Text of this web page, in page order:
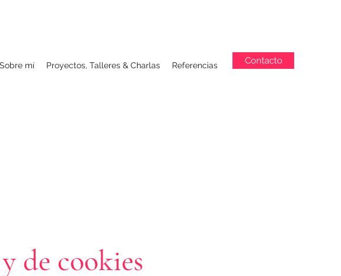
Sobre mí Proyectos, Talleres & Charlas Referencias Contacto
de cookies